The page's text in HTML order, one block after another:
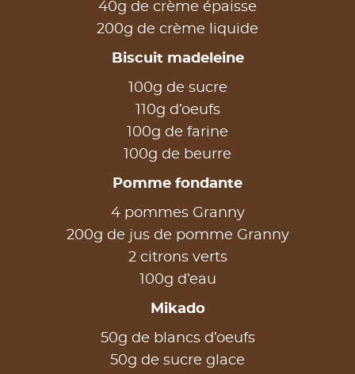
40g de crème épaisse
200g de crème liquide
Biscuit madeleine
100g de sucre
110g d’oeufs
100g de farine
100g de beurre
Pomme fondante
4 pommes Granny
200g de jus de pomme Granny
2 citrons verts
100g d’eau
Mikado
50g de blancs d’oeufs
50g de sucre glace